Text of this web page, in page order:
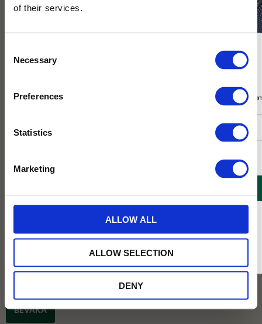
of their services.
Selection
Necessary
Preferences
Statistics
Marketing
ALLOW ALL
ALLOW SELECTION
DENY
217
BEVAKA
Få 10% rabatt på ditt första köp på nätet och ta del av erbjudanden året
* Rabatten gäller endast online på Tehusetjava.se. Rabatten fungerar endast på